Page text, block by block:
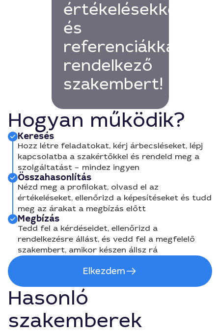
értékelésekkel
és
referenciákkal
rendelkező
szakembert!
Hogyan működik?
Keresés
Hozz létre feladatokat, kérj árbecsléseket, lépj
kapcsolatba a szakértőkkel és rendeld meg a
szolgáltatást – mindez ingyen
Összahasonlítás
Nézd meg a profilokat, olvasd el az
értékeléseket, ellenőrizd a képesítéseket és tudd
meg az árakat a megbízás előtt
Megbízás
Tedd fel a kérdéseidet, ellenőrizd a
rendelkezésre állást, és vedd fel a megfelelő
szakembert, amikor készen állsz rá
Elkezdem
Hasonló
szakemberek